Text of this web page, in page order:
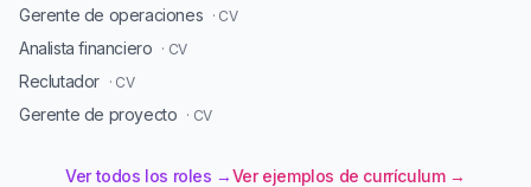
Gerente de operaciones · CV
Analista financiero · CV
Reclutador · CV
Gerente de proyecto · CV
Ver todos los roles →Ver ejemplos de currículum →